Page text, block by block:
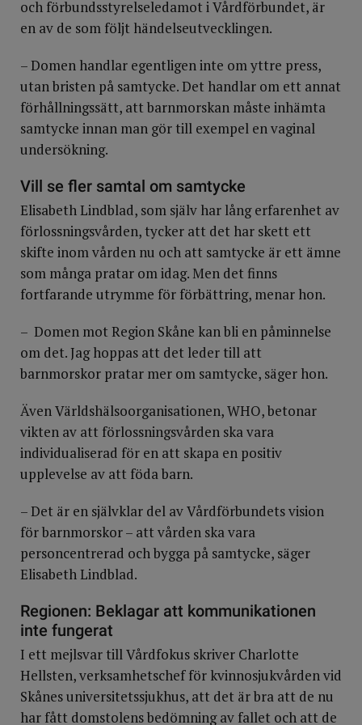
och förbundsstyrelseledamot i Vårdförbundet, är
en av de som följt händelseutvecklingen.
– Domen handlar egentligen inte om yttre press,
utan bristen på samtycke. Det handlar om ett annat
förhållningssätt, att barnmorskan måste inhämta
samtycke innan man gör till exempel en vaginal
undersökning.
Vill se fler samtal om samtycke
Elisabeth Lindblad, som själv har lång erfarenhet av
förlossningsvården, tycker att det har skett ett
skifte inom vården nu och att samtycke är ett ämne
som många pratar om idag. Men det finns
fortfarande utrymme för förbättring, menar hon.
– Domen mot Region Skåne kan bli en påminnelse
om det. Jag hoppas att det leder till att
barnmorskor pratar mer om samtycke, säger hon.
Även Världshälsoorganisationen, WHO, betonar
vikten av att förlossningsvården ska vara
individualiserad för en att skapa en positiv
upplevelse av att föda barn.
– Det är en självklar del av Vårdförbundets vision
för barnmorskor – att vården ska vara
personcentrerad och bygga på samtycke, säger
Elisabeth Lindblad.
Regionen: Beklagar att kommunikationen
inte fungerat
I ett mejlsvar till Vårdfokus skriver Charlotte
Hellsten, verksamhetschef för kvinnosjukvården vid
Skånes universitetssjukhus, att det är bra att de nu
har fått domstolens bedömning av fallet och att de